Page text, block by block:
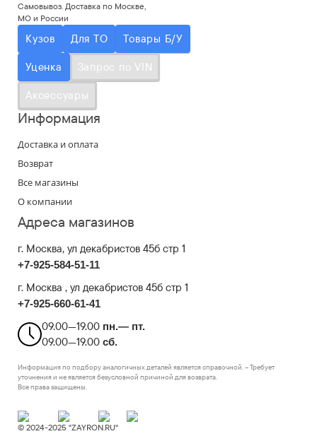
Самовывоз. Доставка по Москве,
МО и России
Кузов Для ТО Товары Б/У
Уценка Запрос по VIN
Аксессуары
Информация
Доставка и оплата
Возврат
Все магазины
О компании
Адреса магазинов
г. Москва, ул декабристов 45б стр 1
+7-925-584-51-11
г. Москва , ул декабристов 45б стр 1
+7-925-660-61-41
09.00—19.00 пн.— пт.
09.00—19.00 сб.
Информация по подбору аналогичных деталей является справочной. – Требует
уточнения и не является безусловной причиной для возврата.
Все права защищены.
© 2024-2025 "ZAYRON.RU"